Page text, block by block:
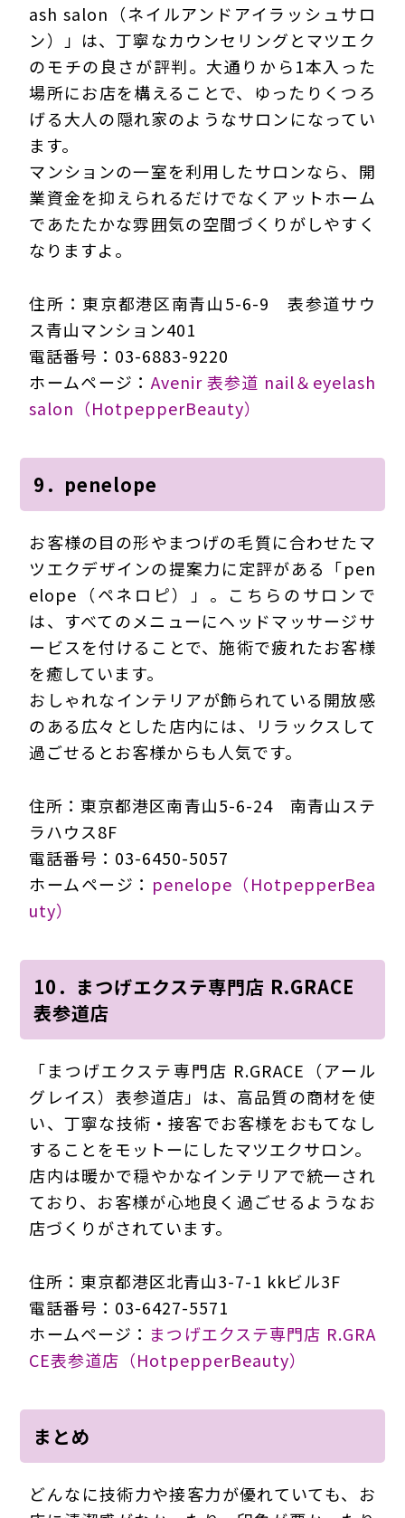
ash salon（ネイルアンドアイラッシュサロ
ン）」は、丁寧なカウンセリングとマツエク
のモチの良さが評判。大通りから1本入った
場所にお店を構えることで、ゆったりくつろ
げる大人の隠れ家のようなサロンになってい
ます。
マンションの一室を利用したサロンなら、開
業資金を抑えられるだけでなくアットホーム
であたたかな雰囲気の空間づくりがしやすく
なりますよ。
住所：東京都港区南青山5-6-9 表参道サウ
ス青山マンション401
電話番号：03-6883-9220
ホームページ： Avenir 表参道 nail＆eyelash
salon（HotpepperBeauty）
9．penelope
お客様の目の形やまつげの毛質に合わせたマ
ツエクデザインの提案力に定評がある「pen
elope（ペネロピ）」。こちらのサロンで
は、すべてのメニューにヘッドマッサージサ
ービスを付けることで、施術で疲れたお客様
を癒しています。
おしゃれなインテリアが飾られている開放感
のある広々とした店内には、リラックスして
過ごせるとお客様からも人気です。
住所：東京都港区南青山5-6-24 南青山ステ
ラハウス8F
電話番号：03-6450-5057
ホームページ： penelope（HotpepperBea
uty）
10．まつげエクステ専門店 R.GRACE
表参道店
「まつげエクステ専門店 R.GRACE（アール
グレイス）表参道店」は、高品質の商材を使
い、丁寧な技術・接客でお客様をおもてなし
することをモットーにしたマツエクサロン。
店内は暖かで穏やかなインテリアで統一され
ており、お客様が心地良く過ごせるようなお
店づくりがされています。
住所：東京都港区北青山3-7-1 kkビル3F
電話番号：03-6427-5571
ホームページ： まつげエクステ専門店 R.GRA
CE表参道店（HotpepperBeauty）
まとめ
どんなに技術力や接客力が優れていても、お